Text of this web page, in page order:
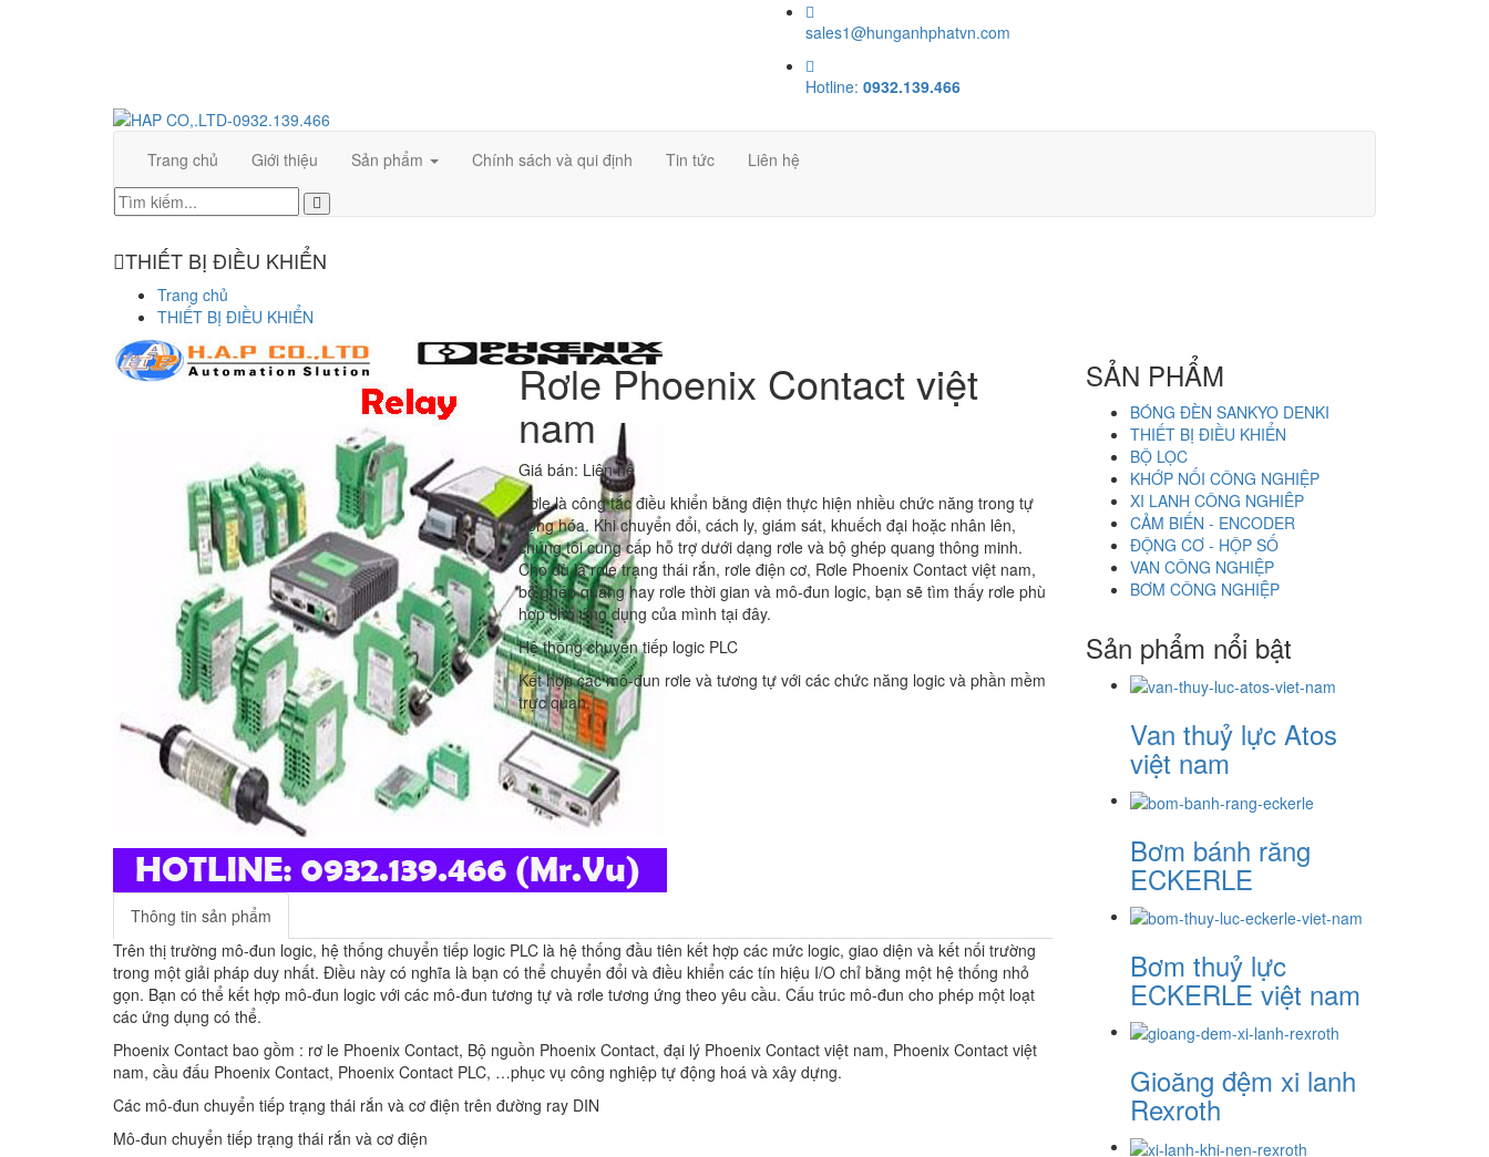
sales1@hunganhphatvn.com
Hotline: 0932.139.466
Trang chủ Giới thiệu Sản phẩm Chính sách và qui định Tin tức Liên hệ
THIẾT BỊ ĐIỀU KHIỂN
Trang chủ
THIẾT BỊ ĐIỀU KHIỂN
Rơle Phoenix Contact việt
nam
Giá bán: Liên hệ
Rơle là công tắc điều khiển bằng điện thực hiện nhiều chức năng trong tự
động hóa. Khi chuyển đổi, cách ly, giám sát, khuếch đại hoặc nhân lên,
chúng tôi cung cấp hỗ trợ dưới dạng rơle và bộ ghép quang thông minh.
Cho dù là rơle trạng thái rắn, rơle điện cơ, Rơle Phoenix Contact việt nam,
bộ ghép quang hay rơle thời gian và mô-đun logic, bạn sẽ tìm thấy rơle phù
hợp cho ứng dụng của mình tại đây.
Hệ thống chuyển tiếp logic PLC
Kết hợp các mô-đun rơle và tương tự với các chức năng logic và phần mềm
trực quan.
Thông tin sản phẩm
Trên thị trường mô-đun logic, hệ thống chuyển tiếp logic PLC là hệ thống đầu tiên kết hợp các mức logic, giao diện và kết nối trường
trong một giải pháp duy nhất. Điều này có nghĩa là bạn có thể chuyển đổi và điều khiển các tín hiệu I/O chỉ bằng một hệ thống nhỏ
gọn. Bạn có thể kết hợp mô-đun logic với các mô-đun tương tự và rơle tương ứng theo yêu cầu. Cấu trúc mô-đun cho phép một loạt
các ứng dụng có thể.
Phoenix Contact bao gồm : rơ le Phoenix Contact, Bộ nguồn Phoenix Contact, đại lý Phoenix Contact việt nam, Phoenix Contact việt
nam, cầu đấu Phoenix Contact, Phoenix Contact PLC, …phục vụ công nghiệp tự động hoá và xây dựng.
Các mô-đun chuyển tiếp trạng thái rắn và cơ điện trên đường ray DIN
Mô-đun chuyển tiếp trạng thái rắn và cơ điện
SẢN PHẨM
BÓNG ĐÈN SANKYO DENKI
THIẾT BỊ ĐIỀU KHIỂN
BỘ LỌC
KHỚP NỐI CÔNG NGHIỆP
XI LANH CÔNG NGHIÊP
CẢM BIẾN - ENCODER
ĐỘNG CƠ - HỘP SỐ
VAN CÔNG NGHIỆP
BƠM CÔNG NGHIỆP
Sản phẩm nổi bật
Van thuỷ lực Atos
việt nam
Bơm bánh răng
ECKERLE
Bơm thuỷ lực
ECKERLE việt nam
Gioăng đệm xi lanh
Rexroth